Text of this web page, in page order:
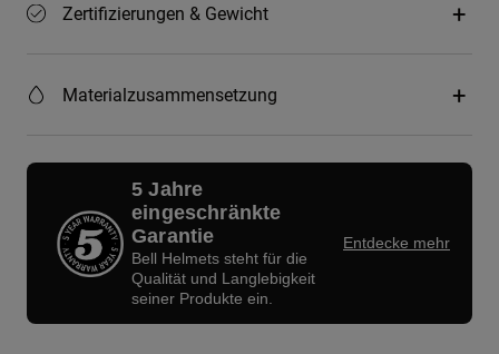
Zertifizierungen & Gewicht
Materialzusammensetzung
5 Jahre
eingeschränkte
Garantie
Bell Helmets steht für die
Qualität und Langlebigkeit
seiner Produkte ein.
Entdecke mehr